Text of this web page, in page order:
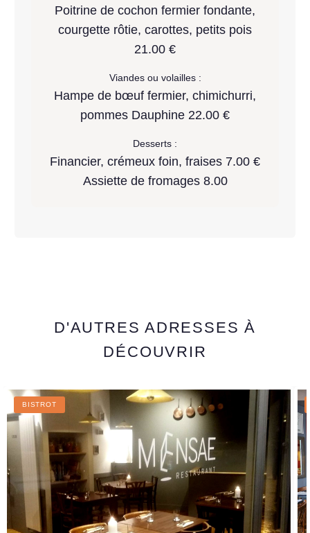
Poitrine de cochon fermier fondante,
courgette rôtie, carottes, petits pois
21.00 €
Viandes ou volailles :
Hampe de bœuf fermier, chimichurri,
pommes Dauphine 22.00 €
Desserts :
Financier, crémeux foin, fraises 7.00 €
Assiette de fromages 8.00
D'AUTRES ADRESSES À
DÉCOUVRIR
BISTROT